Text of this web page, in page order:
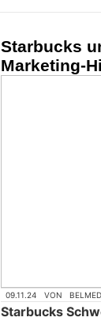
Starbucks
Marketing-
09.11.24 VON
Starbucks